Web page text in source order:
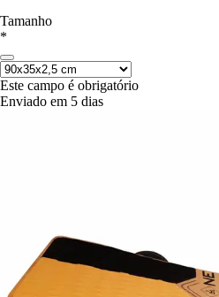
Tamanho
*
Este campo é obrigatório
Enviado em 5 dias